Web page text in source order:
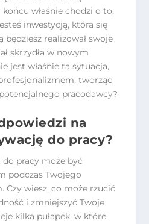
właśnie chodzi o to,
inwestycją, która się
będziesz realizował swoje
skrzydła w nowym
jest właśnie ta sytuacja,
tworząc
pracodawcy?
na
do pracy?
pracy może być
podczas Twojego
Czy wiesz, co może rzucić
i zmniejszyć Twoje
kilka pułapek, w które